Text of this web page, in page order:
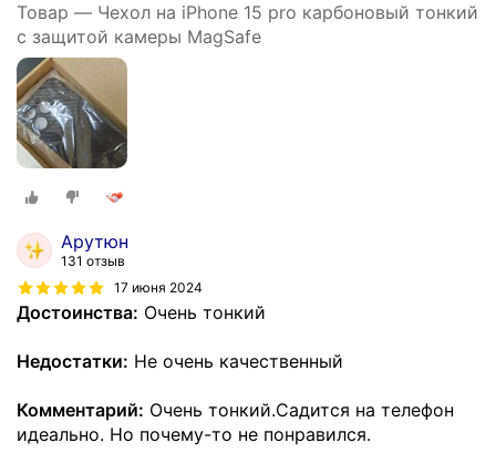
Товар — Чехол на iPhone 15 pro карбоновый тонкий
с защитой камеры MagSafe
Арутюн
131 отзыв
17 июня 2024
Достоинства: Очень тонкий
Недостатки: Не очень качественный
Комментарий: Очень тонкий.Садится на телефон
идеально. Но почему-то не понравился.